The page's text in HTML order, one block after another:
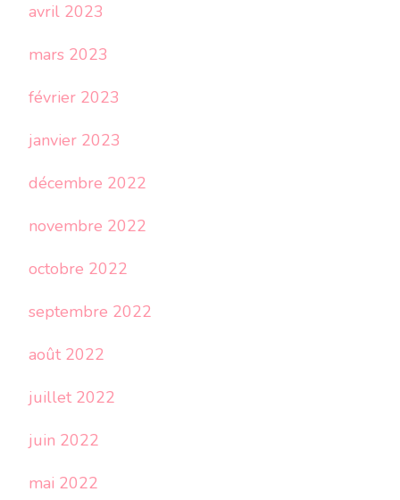
avril 2023
mars 2023
février 2023
janvier 2023
décembre 2022
novembre 2022
octobre 2022
septembre 2022
août 2022
juillet 2022
juin 2022
mai 2022